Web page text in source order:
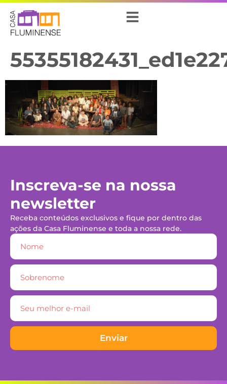
Inscreva-se na nossa
newsletter
Receba conteúdos exclusivos e fique por dentro das
ações da Casa Fluminense e toda a nossa rede.
Enviar